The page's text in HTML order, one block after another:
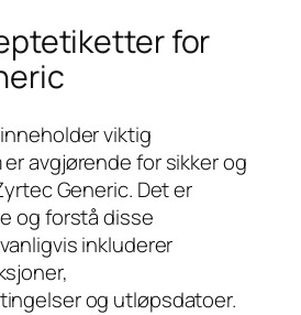
for
viktig
avgjørende for sikker og
Generic. Det er
og forstå disse
inkluderer
og utløpsdatoer.